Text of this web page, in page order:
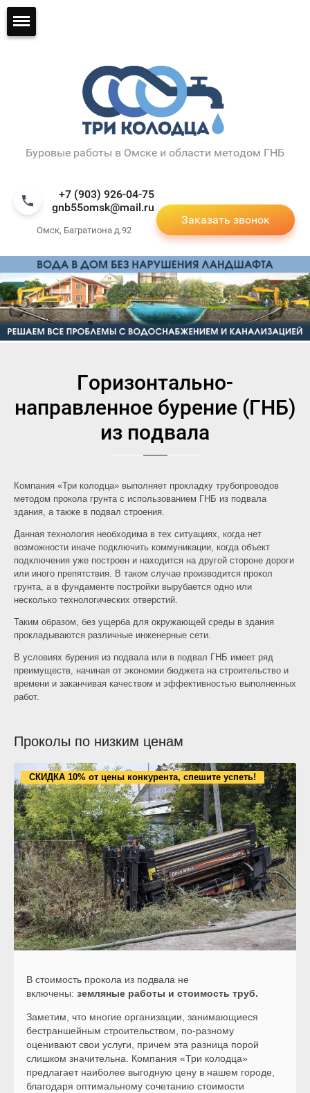
Буровые работы в Омске и области методом ГНБ
+7 (903) 926-04-75
gnb55omsk@mail.ru
Омск, Багратиона д.92
Заказать звонок
Горизонтально-
направленное бурение (ГНБ)
из подвала
Компания «Три колодца» выполняет прокладку трубопроводов
методом прокола грунта с использованием ГНБ из подвала
здания, а также в подвал строения.
Данная технология необходима в тех ситуациях, когда нет
возможности иначе подключить коммуникации, когда объект
подключения уже построен и находится на другой стороне дороги
или иного препятствия. В таком случае производится прокол
грунта, а в фундаменте постройки вырубается одно или
несколько технологических отверстий.
Таким образом, без ущерба для окружающей среды в здания
прокладываются различные инженерные сети.
В условиях бурения из подвала или в подвал ГНБ имеет ряд
преимуществ, начиная от экономии бюджета на строительство и
времени и заканчивая качеством и эффективностью выполненных
работ.
Проколы по низким ценам
СКИДКА 10% от цены конкурента, спешите успеть!
В стоимость прокола из подвала не
включены: земляные работы и стоимость труб.
Заметим, что многие организации, занимающиеся
бестраншейным строительством, по-разному
оценивают свои услуги, причем эта разница порой
слишком значительна. Компания «Три колодца»
предлагает наиболее выгодную цену в нашем городе,
благодаря оптимальному сочетанию стоимости